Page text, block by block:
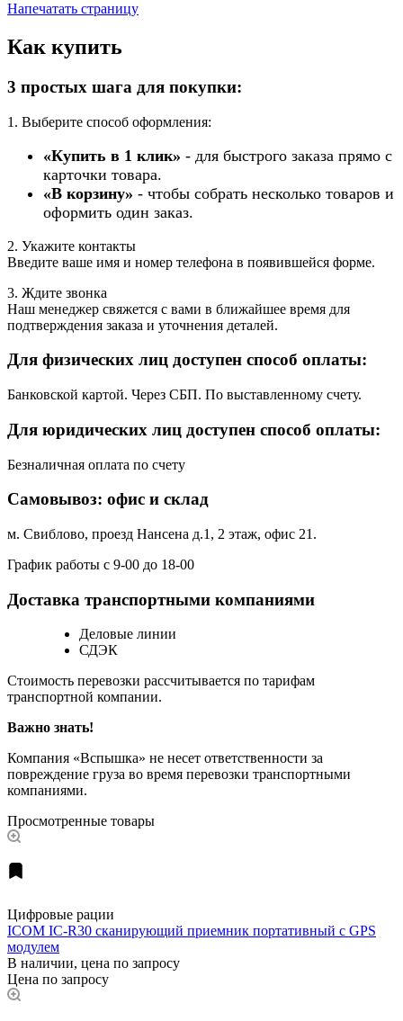
Напечатать страницу
Как купить
3 простых шага для покупки:
1. Выберите способ оформления:
«Купить в 1 клик» - для быстрого заказа прямо с
карточки товара.
«В корзину» - чтобы собрать несколько товаров и
оформить один заказ.
2. Укажите контакты
Введите ваше имя и номер телефона в появившейся форме.
3. Ждите звонка
Наш менеджер свяжется с вами в ближайшее время для
подтверждения заказа и уточнения деталей.
Для физических лиц доступен способ оплаты:
Банковской картой. Через СБП. По выставленному счету.
Для юридических лиц доступен способ оплаты:
Безналичная оплата по счету
Самовывоз: офис и склад
м. Свиблово, проезд Нансена д.1, 2 этаж, офис 21.
График работы с 9-00 до 18-00
Доставка транспортными компаниями
Деловые линии
СДЭК
Стоимость перевозки рассчитывается по тарифам
транспортной компании.
Важно знать!
Компания «Вспышка» не несет ответственности за
повреждение груза во время перевозки транспортными
компаниями.
Просмотренные товары
Цифровые рации
ICOM IC-R30 сканирующий приемник портативный c GPS
модулем
В наличии, цена по запросу
Цена по запросу